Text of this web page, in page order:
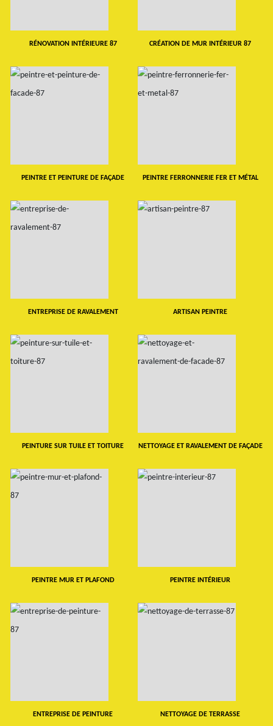
RÉNOVATION INTÉRIEURE 87 CRÉATION DE MUR INTÉRIEUR 87
PEINTRE ET PEINTURE DE FAÇADE PEINTRE FERRONNERIE FER ET MÉTAL
ENTREPRISE DE RAVALEMENT ARTISAN PEINTRE
PEINTURE SUR TUILE ET TOITURE NETTOYAGE ET RAVALEMENT DE FAÇADE
PEINTRE MUR ET PLAFOND PEINTRE INTÉRIEUR
ENTREPRISE DE PEINTURE NETTOYAGE DE TERRASSE